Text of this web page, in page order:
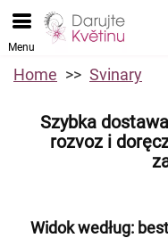
Menu
Home Svinary
Szybka
rozvoz i
Widok według: